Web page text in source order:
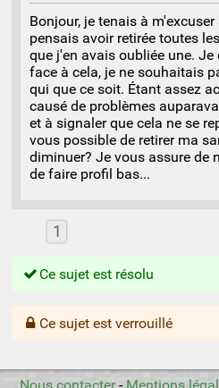
Bonjour, je tenais à
pensais avoir retirée toutes
que j'en avais oubliée une.
face à cela, je ne souhaitais
qui que ce soit. Étant assez
causé de problèmes
et à signaler que cela ne se
vous possible de retirer ma
diminuer? Je vous assure de
de faire profil bas...
1
Ce sujet est résolu
Ce sujet est verrouillé